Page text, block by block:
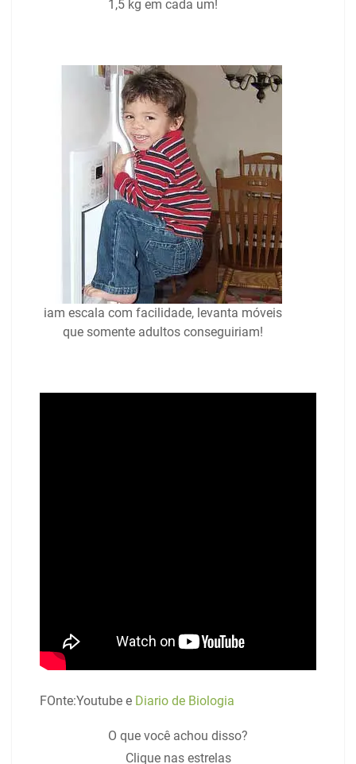
1,5 kg em cada um!
iam escala com facilidade, levanta móveis
que somente adultos conseguiriam!
FOnte:Youtube e Diario de Biologia
O que você achou disso?
Clique nas estrelas